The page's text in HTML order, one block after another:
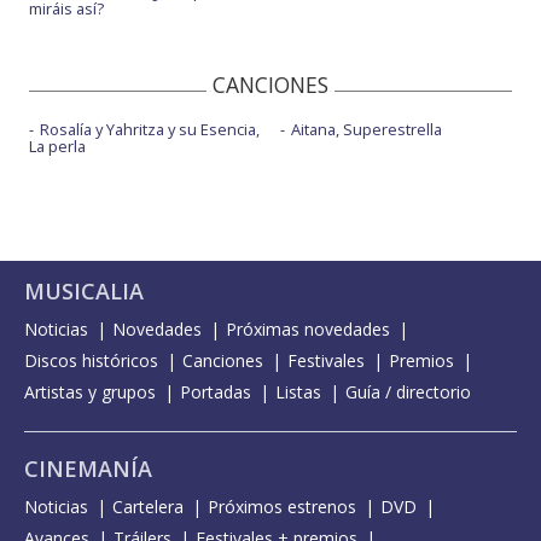
miráis así?
CANCIONES
Rosalía y Yahritza y su Esencia,
La perla
Aitana, Superestrella
MUSICALIA
Noticias Novedades
Próximas novedades
Discos históricos
Canciones Festivales
Premios
Artistas y grupos
Portadas Listas Guía / directorio
CINEMANÍA
Noticias Cartelera Próximos estrenos
DVD